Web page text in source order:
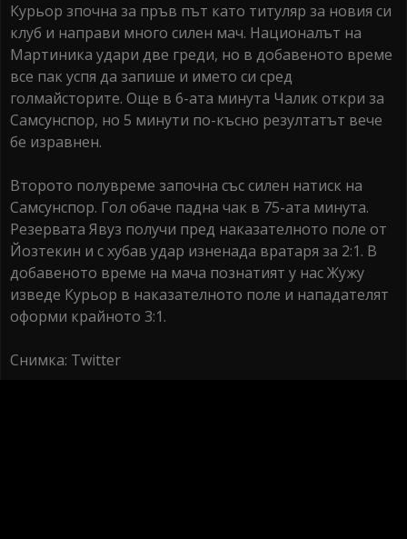
Курьор зпочна за пръв път като титуляр за новия си
клуб и направи много силен мач. Националът на
Мартиника удари две греди, но в добавеното време
все пак успя да запише и името си сред
голмайсторите. Още в 6-ата минута Чалик откри за
Самсунспор, но 5 минути по-късно резултатът вече
бе изравнен.
Второто полувреме започна със силен натиск на
Самсунспор. Гол обаче падна чак в 75-ата минута.
Резервата Явуз получи пред наказателното поле от
Йозтекин и с хубав удар изненада вратаря за 2:1. В
добавеното време на мача познатият у нас Жужу
изведе Курьор в наказателното поле и нападателят
оформи крайното 3:1.
Снимка: Twitter